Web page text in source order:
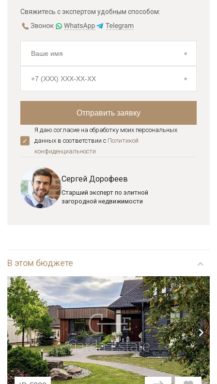
Свяжитесь с экспертом удобным способом:
Я даю согласие на обработку моих персональных
данных в соответствии с Политикой
конфиденциальноcти
Сергей Дорофеев
Старший эксперт по элитной
загородной недвижимости
В этом бюджете